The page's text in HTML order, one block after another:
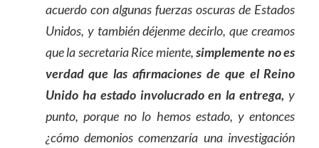
acuerdo con algunas fuerzas oscuras de Estados
Unidos, y también déjenme decirlo, que creamos
que la secretaria Rice miente,simplemente no es
verdad que las afirmaciones de que el Reino
Unido ha estado involucrado en la entrega, y
punto, porque no lo hemos estado, y entonces
¿cómo demonios comenzaría una investigación